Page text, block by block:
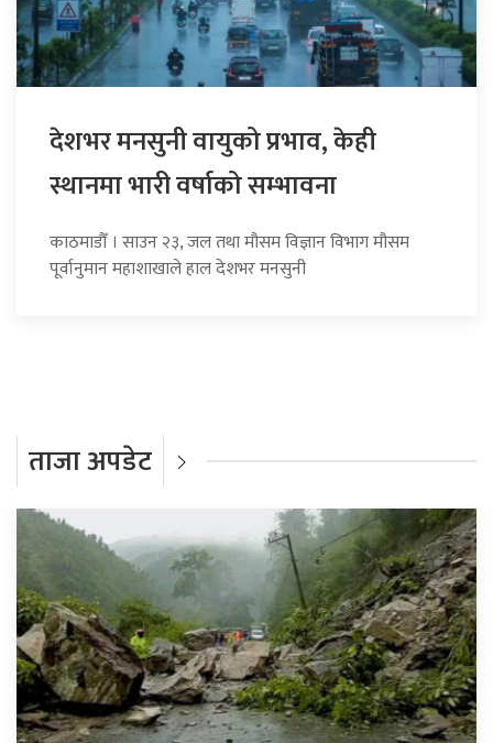
देशभर मनसुनी वायुको प्रभाव, केही
स्थानमा भारी वर्षाको सम्भावना
काठमाडौँ । साउन २३, जल तथा मौसम विज्ञान विभाग मौसम
पूर्वानुमान महाशाखाले हाल देशभर मनसुनी
ताजा अपडेट